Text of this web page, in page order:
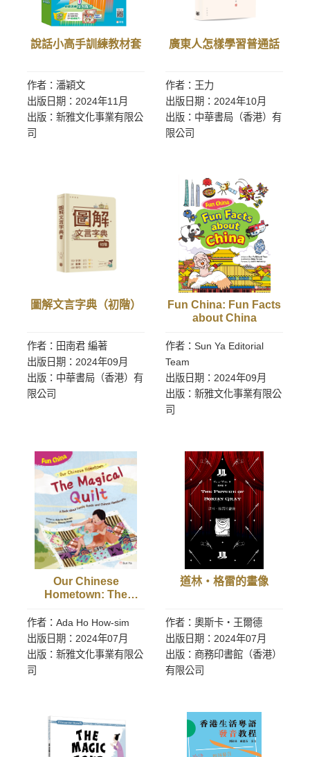
說話小高手訓練教材套
作者：潘穎文
出版日期：2024年11月
出版：新雅文化事業有限公
司
廣東人怎樣學習普通話
作者：王力
出版日期：2024年10月
出版：中華書局（香港）有
限公司
圖解文言字典（初階）
作者：田南君 編著
出版日期：2024年09月
出版：中華書局（香港）有
限公司
Fun China: Fun Facts
about China
作者：Sun Ya Editorial
Team
出版日期：2024年09月
出版：新雅文化事業有限公
司
Our Chinese
Hometown: The
China)
作者：Ada Ho How-sim
出版日期：2024年07月
出版：新雅文化事業有限公
司
道林‧格雷的畫像
作者：奧斯卡‧王爾德
出版日期：2024年07月
出版：商務印書館（香港）
有限公司